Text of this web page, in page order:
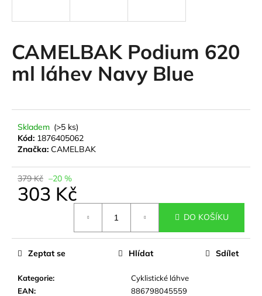
CAMELBAK Podium 620
ml láhev Navy Blue
Skladem (>5 ks)
Kód: 1876405062
Značka: CAMELBAK
379 Kč –20 %
303 Kč
DO KOŠÍKU
Kategorie:
Cyklistické láhve
EAN: 886798045559
Zeptat se Hlídat Sdílet
í
t
?
HLEDAT
D
o
r
u
u